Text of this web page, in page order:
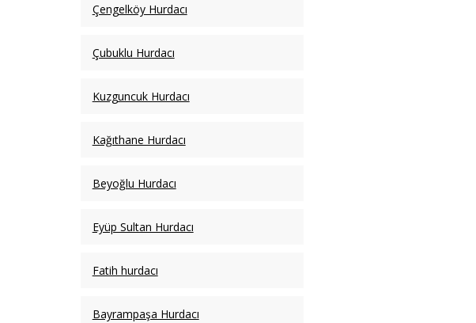
Çengelköy Hurdacı
Çubuklu Hurdacı
Kuzguncuk Hurdacı
Kağıthane Hurdacı
Beyoğlu Hurdacı
Eyüp Sultan Hurdacı
Fatih hurdacı
Bayrampaşa Hurdacı